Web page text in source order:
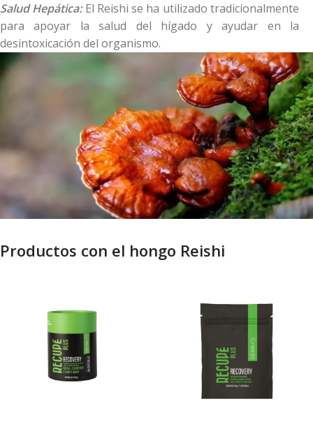
Salud Hepática:El Reishi se ha utilizado tradicionalmente
para apoyar la salud del hígado y ayudar en la
desintoxicación del organismo.
Productos con el hongo Reishi